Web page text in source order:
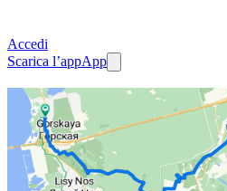
Accedi
Scarica l’appApp